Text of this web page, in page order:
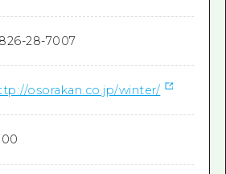
28-7007
osorakan.co.jp/winter/